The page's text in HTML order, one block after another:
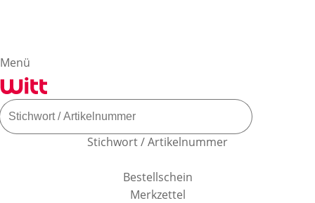
Menü
Stichwort / Artikelnummer
Bestellschein
Merkzettel